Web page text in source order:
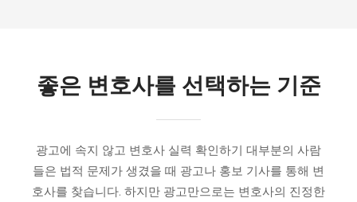
좋은 변호사를 선택하는 기준
광고에 속지 않고 변호사 실력 확인하기 대부분의 사람
들은 법적 문제가 생겼을 때 광고나 홍보 기사를 통해 변
호사를 찾습니다. 하지만 광고만으로는 변호사의 진정한